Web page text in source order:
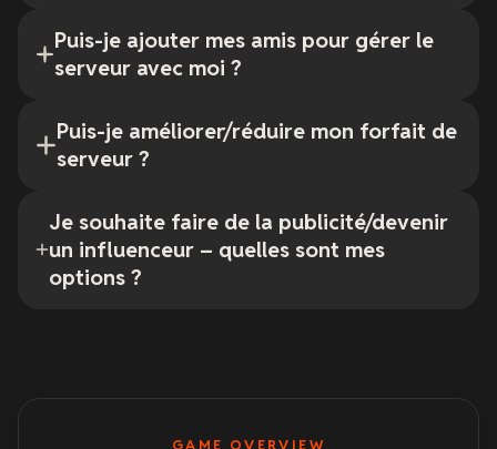
Puis-je ajouter mes amis pour gérer le
serveur avec moi ?
Puis-je améliorer/réduire mon forfait de
serveur ?
Je souhaite faire de la publicité/devenir
un influenceur – quelles sont mes
options ?
GAME OVERVIEW